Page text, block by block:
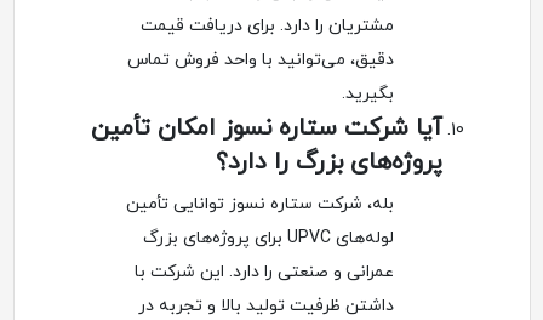
مشتریان را دارد. برای دریافت قیمت
دقیق، می‌توانید با واحد فروش تماس
بگیرید.
آیا شرکت ستاره نسوز امکان تأمین
پروژه‌های بزرگ را دارد؟
بله، شرکت ستاره نسوز توانایی تأمین
لوله‌های UPVC برای پروژه‌های بزرگ
عمرانی و صنعتی را دارد. این شرکت با
داشتن ظرفیت تولید بالا و تجربه در